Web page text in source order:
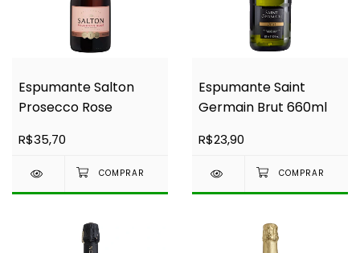
Espumante Salton
Prosecco Rose
R$35,70
Espumante Saint
Germain Brut 660ml
R$23,90